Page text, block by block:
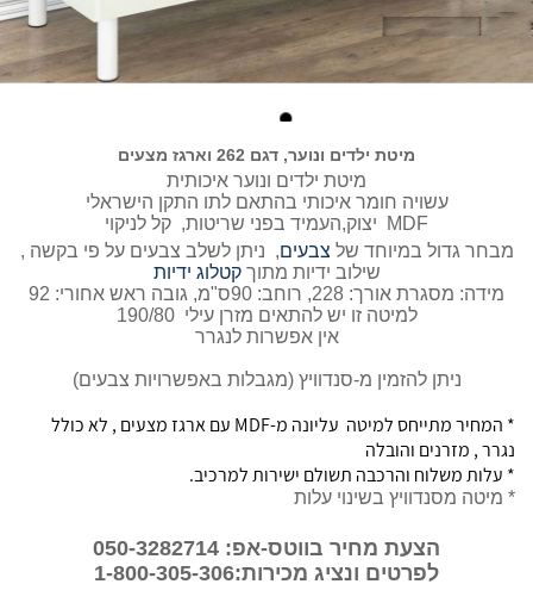
מיטת ילדים ונוער, דגם 262 וארגז מצעים
מיטת ילדים ונוער איכותית
עשויה חומר איכותי בהתאם לתו התקן הישראלי
MDF יצוק,העמיד בפני שריטות, קל לניקוי
מבחר גדול במיוחד של צבעים, ניתן לשלב צבעים על פי בקשה ,
שילוב ידיות מתוךקטלוג ידיות
מידה: מסגרת אורך: 228, רוחב: 90ס"מ, גובה ראש אחורי: 92
למיטה זו יש להתאים מזרן עילי 190/80
אין אפשרות לנגרר
ניתן להזמין מ-סנדוויץ (מגבלות באפשרויות צבעים)
* המחיר מתייחס למיטה עליונה מ-MDF עם ארגז מצעים , לא כולל
נגרר , מזרנים והובלה
* עלות משלוח והרכבה תשולם ישירות למרכיב.
* מיטה מסנדוויץ בשינוי עלות
הצעת מחיר בווטס-אפ: 050-3282714
לפרטים ונציג מכירות:1-800-305-306